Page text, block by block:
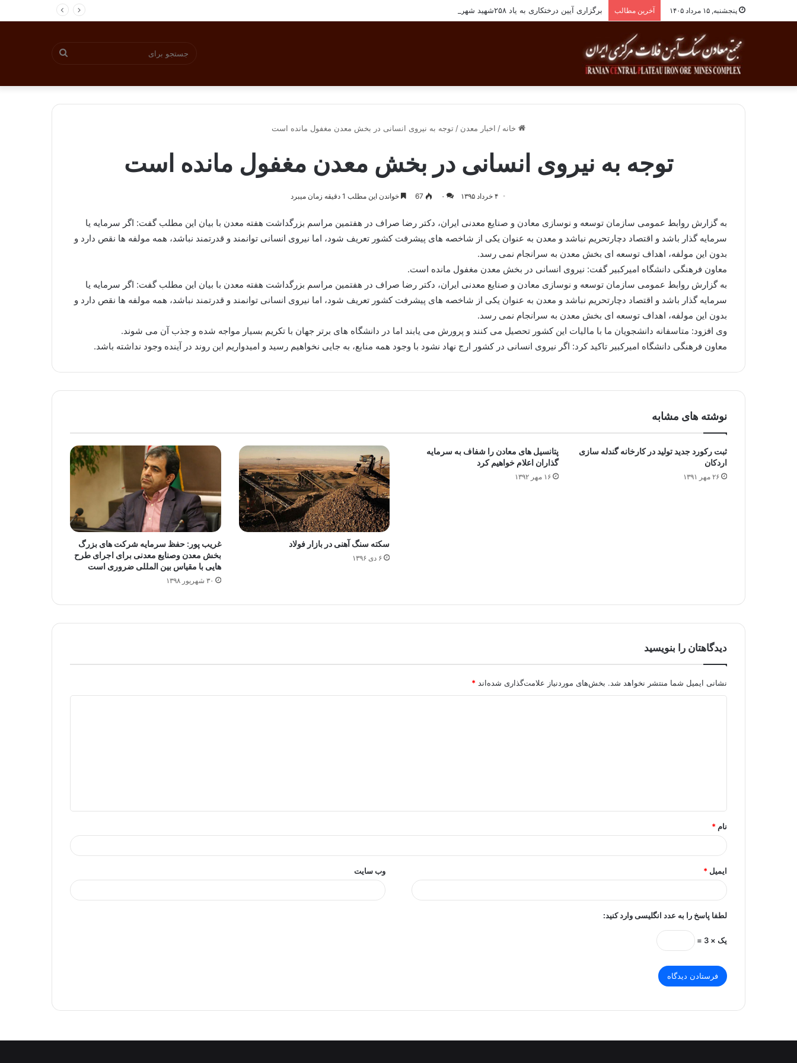
پنجشنبه, ۱۵ مرداد ۱۴۰۵ آخرین مطالب برگزاری آیین درختکاری به یاد ۲۵۸شهید شهرستان بافق
خانه / اخبار معدن / توجه به نیروی انسانی در بخش معدن مغفول مانده است
توجه به نیروی انسانی در بخش معدن مغفول مانده است
۴ خرداد ۱۳۹۵ ۰ 67 خواندن این مطلب 1 دقیقه زمان میبرد
به گزارش روابط عمومی سازمان توسعه و نوسازی معادن و صنایع معدنی ایران، دکتر رضا صراف در هفتمین مراسم بزرگداشت هفته معدن با بیان این مطلب گفت: اگر سرمایه یا
سرمایه گذار باشد و اقتصاد دچارتحریم نباشد و معدن به عنوان یکی از شاخصه های پیشرفت کشور تعریف شود، اما نیروی انسانی توانمند و قدرتمند نباشد، همه مولفه ها نقص دارد و
بدون این مولفه، اهداف توسعه ای بخش معدن به سرانجام نمی رسد.
معاون فرهنگی دانشگاه امیرکبیر گفت: نیروی انسانی در بخش معدن مغفول مانده است.
به گزارش روابط عمومی سازمان توسعه و نوسازی معادن و صنایع معدنی ایران، دکتر رضا صراف در هفتمین مراسم بزرگداشت هفته معدن با بیان این مطلب گفت: اگر سرمایه یا
سرمایه گذار باشد و اقتصاد دچارتحریم نباشد و معدن به عنوان یکی از شاخصه های پیشرفت کشور تعریف شود، اما نیروی انسانی توانمند و قدرتمند نباشد، همه مولفه ها نقص دارد و
بدون این مولفه، اهداف توسعه ای بخش معدن به سرانجام نمی رسد.
وی افزود: متاسفانه دانشجویان ما با مالیات این کشور تحصیل می کنند و پرورش می یابند اما در دانشگاه های برتر جهان با تکریم بسیار مواجه شده و جذب آن می شوند.
معاون فرهنگی دانشگاه امیرکبیر تاکید کرد: اگر نیروی انسانی در کشور ارج نهاد نشود با وجود همه منابع، به جایی نخواهیم رسید و امیدواریم این روند در آینده وجود نداشته باشد.
نوشته های مشابه
ثبت رکورد جدید تولید در کارخانه گندله سازی
اردکان
۲۶ مهر ۱۳۹۱
‌پتانسیل های معادن را شفاف به سرمایه
گذاران اعلام خواهیم کرد
۱۶ مهر ۱۳۹۲
سکته سنگ آهنی در بازار فولاد
۶ دی ۱۳۹۶
غریب پور: حفظ سرمایه شرکت های بزرگ
بخش معدن وصنایع معدنی برای اجرای طرح
هایی با مقیاس بین المللی ضروری است
۳۰ شهریور ۱۳۹۸
دیدگاهتان را بنویسید
نشانی ایمیل شما منتشر نخواهد شد. بخش‌های موردنیاز علامت‌گذاری شده‌اند *
*
نام *
ایمیل * وب‌ سایت
لطفا پاسخ را به عدد انگلیسی وارد کنید:
یک × 3 =